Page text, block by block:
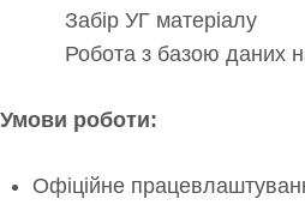
Забір УГ матеріалу
Робота з базою даних
Умови роботи:
Офіційне